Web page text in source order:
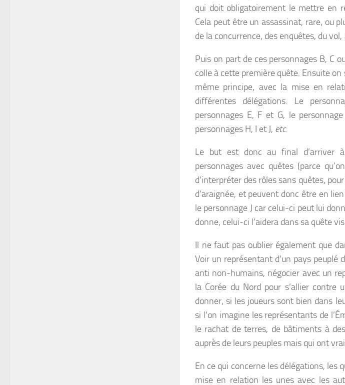
qui doit obligatoirement le mettre en
Cela peut être un assassinat, rare, ou
de la concurrence, des enquêtes, du vol,
Puis on part de ces personnages B, C
colle à cette première quête. Ensuite on
même principe, avec la mise en
différentes délégations. Le
personnages E, F et G, le
personnages H, I et J, etc.
Le but est donc au final d’arriver
personnages avec quêtes (parce
d’interpréter des rôles sans quêtes,
d’araignée, et peuvent donc être en
le personnage J car celui-ci peut lui
donne, celui-ci l’aidera dans sa quête
Il ne faut pas oublier également que
Voir un représentant d’un pays peuplé
anti non-humains, négocier avec un
la Corée du Nord pour s’allier
donner, si les joueurs sont bien dans
si l’on imagine les représentants de
le rachat de terres, de bâtiments à
auprès de leurs peuples mais qui ont
En ce qui concerne les délégations, les
mise en relation les unes avec les